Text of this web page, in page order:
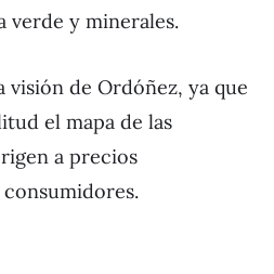
verde y minerales.
visión de Ordóñez, ya que
el mapa de las
a precios